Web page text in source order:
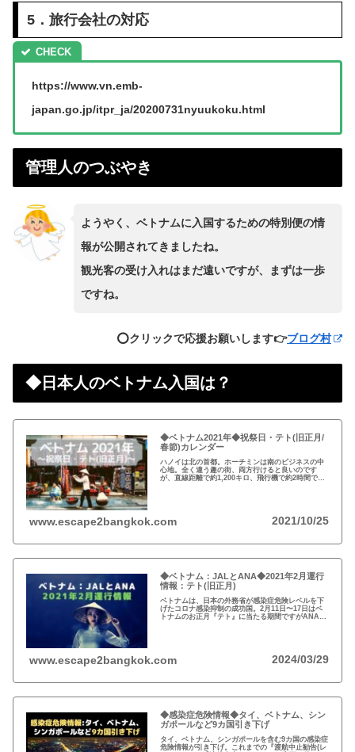
5．旅行会社の対応
https://www.vn.emb-
japan.go.jp/itpr_ja/20200731nyuukoku.html
管理人のつぶやき
ようやく、ベトナムに入国するための特別便の情
報が公開されてきましたね。
観光客の受け入れはまだ遠いですが、まずは一歩
ですね。
⭕️クリックで応援お願いします👉ブログ村
◆日本人のベトナム入国は？
◆ベトナム2021年◆祝祭日・テト(旧正月/
春節)カレンダー
ハノイは北の首都。ホーチミンは南のビジネスの中
心地。全く違う趣の街、両方行けると良いのです
が、直線距離で約1,200キロ、飛行機で約2時間で
www.escape2bangkok.com 2021/10/25
◆ベトナム：JALとANA◆2021年2月運行
情報：テト(旧正月)
ベトナムは、日本の外務省が感染症危険レベルを下
げたコロナ感染抑制の成功国。2月11日〜17日はベ
トナムのお正月『テト』に当たる期間ですがANAは
www.escape2bangkok.com 2024/03/29
◆感染症危険情報◆タイ、ベトナム、シン
ガポールなど9カ国引き下げ
タイ、ベトナム、シンガポールを含む9カ国の感染症
危険情報が引き下げ。これまでの『渡航中止勧告(レ